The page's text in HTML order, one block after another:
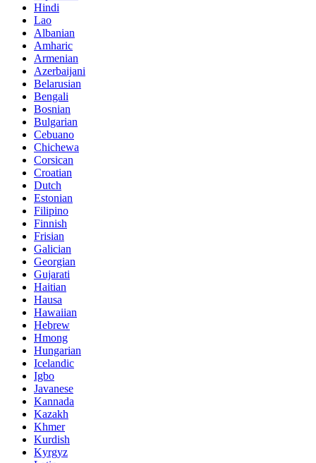
Hindi
Lao
Albanian
Amharic
Armenian
Azerbaijani
Belarusian
Bengali
Bosnian
Bulgarian
Cebuano
Chichewa
Corsican
Croatian
Dutch
Estonian
Filipino
Finnish
Frisian
Galician
Georgian
Gujarati
Haitian
Hausa
Hawaiian
Hebrew
Hmong
Hungarian
Icelandic
Igbo
Javanese
Kannada
Kazakh
Khmer
Kurdish
Kyrgyz